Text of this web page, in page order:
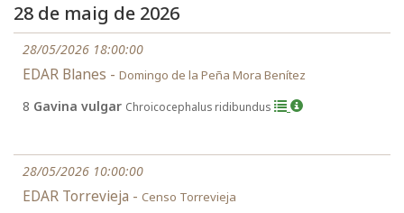
28 de maig de 2026
28/05/2026 18:00:00
EDAR Blanes - Domingo de la Peña Mora Benítez
8 Gavina vulgar Chroicocephalus ridibundus
28/05/2026 10:00:00
EDAR Torrevieja - Censo Torrevieja